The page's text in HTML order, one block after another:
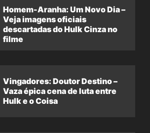
Homem-Aranha: Um Novo Dia –
Veja imagens oficiais
descartadas do Hulk Cinza no
filme
Vingadores: Doutor Destino –
Vaza épica cena de luta entre
Hulk e o Coisa